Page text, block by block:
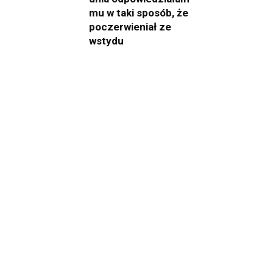
mu w taki sposób, że
poczerwieniał ze
wstydu